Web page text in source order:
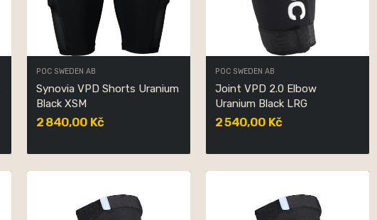
POC SWEDEN AB
Synovia VPD Shorts Uranium
Black XSM
2 840,00 Kč
POC SWEDEN AB
Joint VPD 2.0 Elbow
Uranium Black LRG
2 540,00 Kč